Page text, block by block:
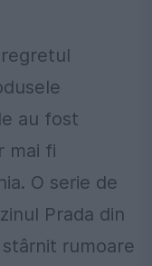
au fost
mai fi
O serie de
Prada din
rumoare